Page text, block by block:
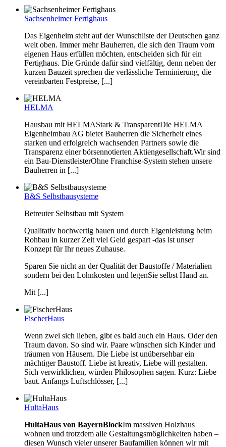
Sachsenheimer Fertighaus
Das Eigenheim steht auf der Wunschliste der Deutschen ganz
weit oben. Immer mehr Bauherren, die sich den Traum vom
eigenen Haus erfüllen möchten, entscheiden sich für ein
Fertighaus. Die Gründe dafür sind vielfältig, denn neben der
kurzen Bauzeit sprechen die verlässliche Terminierung, die
vereinbarten Festpreise, [...]
HELMA
Hausbau mit HELMAStark & TransparentDie HELMA
Eigenheimbau AG bietet Bauherren die Sicherheit eines
starken und erfolgreich wachsenden Partners sowie die
Transparenz einer börsennotierten Aktiengesellschaft.Wir sind
ein Bau-DienstleisterOhne Franchise-System stehen unsere
Bauherren in [...]
B&S Selbstbausysteme
Betreuter Selbstbau mit System
Qualitativ hochwertig bauen und durch Eigenleistung beim
Rohbau in kurzer Zeit viel Geld gespart -das ist unser
Konzept für Ihr neues Zuhause.
Sparen Sie nicht an der Qualität der Baustoffe / Materialien
sondern bei den Lohnkosten und legenSie selbst Hand an.
Mit [...]
FischerHaus
Wenn zwei sich lieben, gibt es bald auch ein Haus. Oder den
Traum davon. So sind wir. Paare wünschen sich Kinder und
träumen von Häusern. Die Liebe ist unübersehbar ein
mächtiger Baustoff. Liebe ist kreativ, Liebe will gestalten.
Sich verwirklichen, würden Philosophen sagen. Kurz: Liebe
baut. Anfangs Luftschlösser, [...]
HultaHaus
HultaHaus von BayernBlockIm massiven Holzhaus
wohnen und trotzdem alle Gestaltungsmöglichkeiten haben –
diesen Wunsch vieler unserer Baufamilien können wir mit